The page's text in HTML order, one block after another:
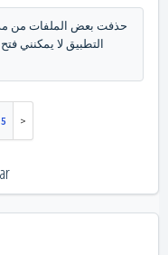
حذفت بعض الملفات من
التطبيق لا يمكنني
5